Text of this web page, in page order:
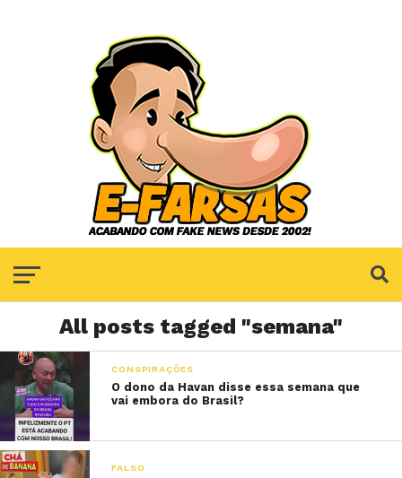
All posts tagged "semana"
CONSPIRAÇÕES
O dono da Havan disse essa semana que
vai embora do Brasil?
FALSO